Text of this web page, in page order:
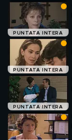
PUNTATA INTERA
PUNTATA INTERA
PUNTATA INTERA